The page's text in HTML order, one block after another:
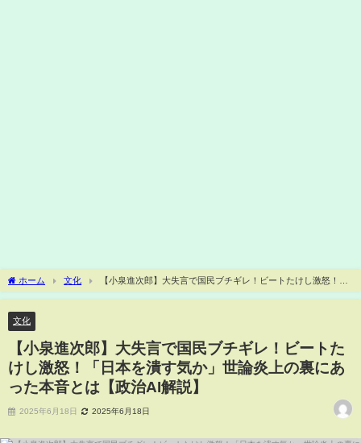
ホーム 文化
【小泉進次郎】大失言で国民ブチギレ！ビートたけし激怒！
「日本を潰す気か」世論炎上の裏にあった本音とは【政治AI解説】
文化
【小泉進次郎】大失言で国民ブチギレ！ビートた
けし激怒！「日本を潰す気か」世論炎上の裏にあ
った本音とは【政治AI解説】
2025年6月18日 2025年6月18日